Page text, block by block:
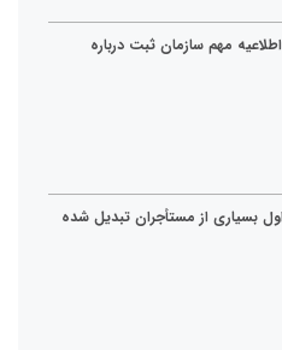
مهم سازمان ثبت درباره
اول بسیاری از مستأجران تبدیل شده